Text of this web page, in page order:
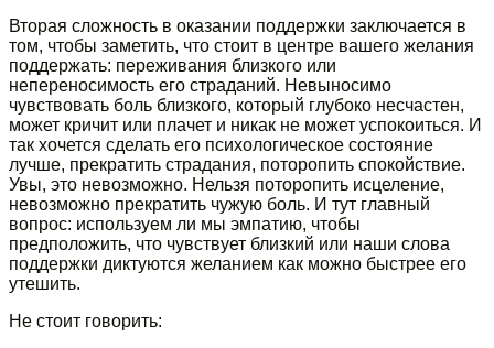
Вторая сложность в оказании поддержки заключается в
том, чтобы заметить, что стоит в центре вашего желания
поддержать: переживания близкого или
непереносимость его страданий. Невыносимо
чувствовать боль близкого, который глубоко несчастен,
может кричит или плачет и никак не может успокоиться. И
так хочется сделать его психологическое состояние
лучше, прекратить страдания, поторопить спокойствие.
Увы, это невозможно. Нельзя поторопить исцеление,
невозможно прекратить чужую боль. И тут главный
вопрос: используем ли мы эмпатию, чтобы
предположить, что чувствует близкий или наши слова
поддержки диктуются желанием как можно быстрее его
утешить.
Не стоит говорить: